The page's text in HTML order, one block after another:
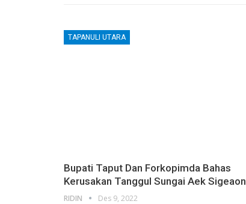
TAPANULI UTARA
Bupati Taput Dan Forkopimda Bahas
Kerusakan Tanggul Sungai Aek Sigeaon
RIDIN Des 9, 2022